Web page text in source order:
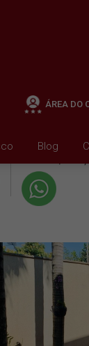
Blog
ÁREA DO
+ Condomínio